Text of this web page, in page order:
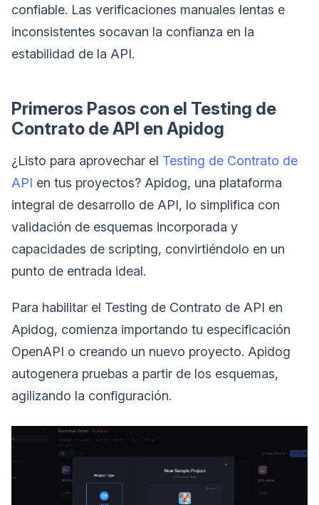
confiable. Las verificaciones manuales lentas e
inconsistentes socavan la confianza en la
estabilidad de la API.
Primeros Pasos con el Testing de
Contrato de API en Apidog
¿Listo para aprovechar el Testing de Contrato de
API en tus proyectos? Apidog, una plataforma
integral de desarrollo de API, lo simplifica con
validación de esquemas incorporada y
capacidades de scripting, convirtiéndolo en un
punto de entrada ideal.
Para habilitar el Testing de Contrato de API en
Apidog, comienza importando tu especificación
OpenAPI o creando un nuevo proyecto. Apidog
autogenera pruebas a partir de los esquemas,
agilizando la configuración.